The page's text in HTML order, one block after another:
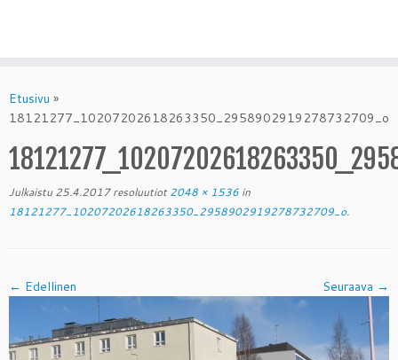
to
content
Etusivu »
18121277_10207202618263350_2958902919278732709_o
Julkaistu 25.4.2017resoluutiot2048 × 1536 in
18121277_10207202618263350_2958902919278732709_o.
← Edellinen Seuraava →